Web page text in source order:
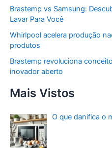
Brastemp vs Samsung:
Lavar Para Você
Whirlpool acelera produção
produtos
Brastemp revoluciona
inovador aberto
Mais Vistos
O que danifica o